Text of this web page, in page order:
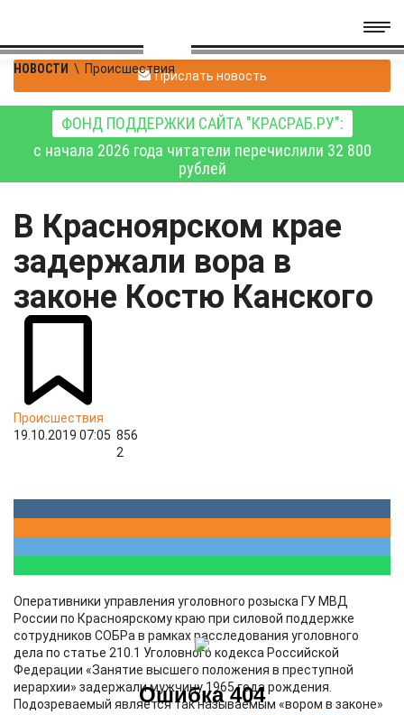
НОВОСТИ \ ПроисшествияПрислать новость
ФОНД ПОДДЕРЖКИ САЙТА "КРАСРАБ.РУ":
с начала 2026 года читатели перечислили 32 800
рублей
В Красноярском крае
задержали вора в
законе Костю Канского
Происшествия
19.10.2019 07:05 856
2
Оперативники управления уголовного розыска ГУ МВД
России по Красноярскому краю при силовой поддержке
сотрудников СОБРа в рамках расследования уголовного
дела по статье 210.1 Уголовного кодекса Российской
Федерации «Занятие высшего положения в преступной
иерархии» задержали мужчину 1965 года рождения.
Подозреваемый является так называемым «вором в законе»